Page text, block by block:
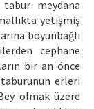
meydana
yetişmiş
boyunbağlı
cephane
bir an önce
erleri
olmak üzere